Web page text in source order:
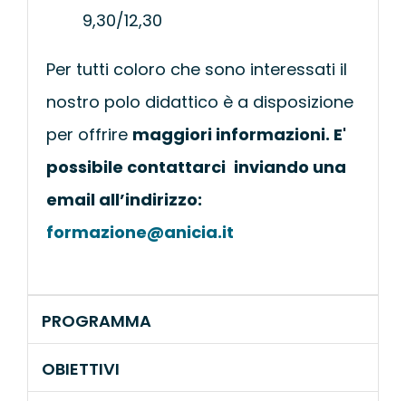
9,30/12,30
Per tutti coloro che sono interessati il
nostro polo didattico è a disposizione
per offrire maggiori informazioni. E'
possibile contattarci inviando una
email all’indirizzo:
formazione@anicia.it
PROGRAMMA
OBIETTIVI